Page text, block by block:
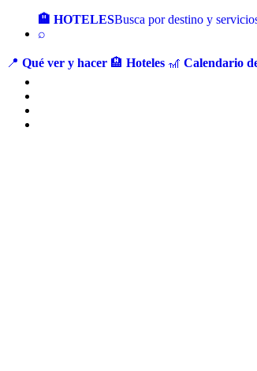
🏨 HOTELESBusca por destino y
⌕
📍 Qué ver y hacer 🏨 Hoteles 🎢 Calendario
contenido